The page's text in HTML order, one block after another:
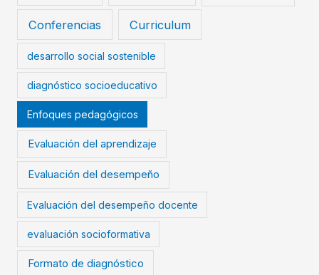
Conferencias Curriculum
desarrollo social sostenible
diagnóstico socioeducativo
Enfoques pedagógicos
Evaluación del aprendizaje
Evaluación del desempeño
Evaluación del desempeño docente
evaluación socioformativa
Formato de diagnóstico